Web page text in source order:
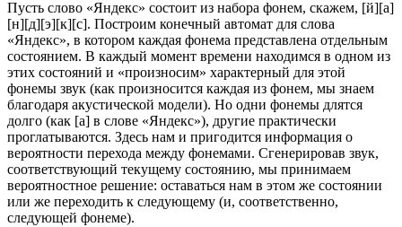
Пусть слово «Яндекс» состоит из набора фонем, скажем, [й][а]
[н][д][э][к][с]. Построим конечный автомат для слова
«Яндекс», в котором каждая фонема представлена отдельным
состоянием. В каждый момент времени находимся в одном из
этих состояний и «произносим» характерный для этой
фонемы звук (как произносится каждая из фонем, мы знаем
благодаря акустической модели). Но одни фонемы длятся
долго (как [а] в слове «Яндекс»), другие практически
проглатываются. Здесь нам и пригодится информация о
вероятности перехода между фонемами. Сгенерировав звук,
соответствующий текущему состоянию, мы принимаем
вероятностное решение: оставаться нам в этом же состоянии
или же переходить к следующему (и, соответственно,
следующей фонеме).